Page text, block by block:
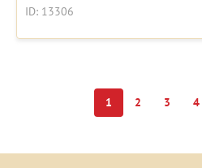
ID: 13306
1 2 3 4